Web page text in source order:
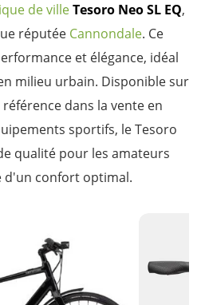
de villeTesoro Neo SL EQ,
réputée Cannondale. Ce
et élégance, idéal
milieu urbain. Disponible sur
dans la vente en
sportifs, le Tesoro
qualité pour les amateurs
d'un confort optimal.